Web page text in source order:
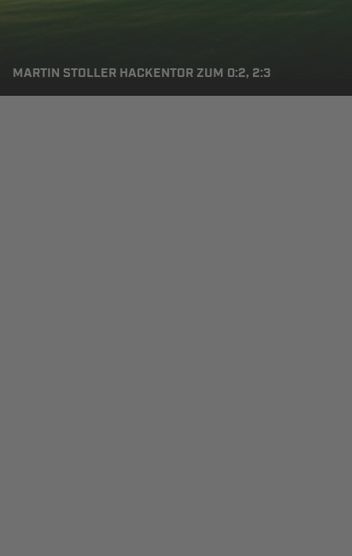
MARTIN STOLLER HACKENTOR ZUM 0:2, 2:3